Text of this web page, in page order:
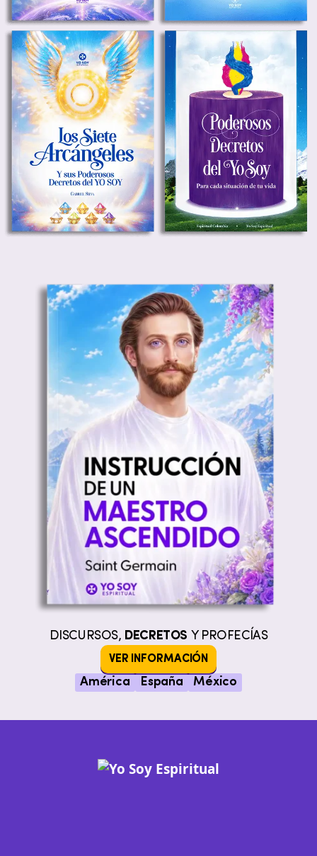
DISCURSOS, DECRETOS Y PROFECÍAS
VER INFORMACIÓN
América España México